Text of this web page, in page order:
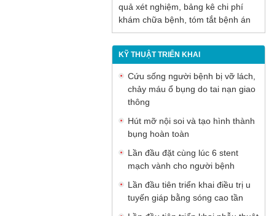
quả xét nghiệm, bảng kê chi phí
khám chữa bệnh, tóm tắt bệnh án
KỸ THUẬT TRIỂN KHAI
Cứu sống người bệnh bị vỡ lách,
chảy máu ổ bụng do tai nạn giao
thông
Hút mỡ nội soi và tạo hình thành
bụng hoàn toàn
Lần đầu đặt cùng lúc 6 stent
mạch vành cho người bệnh
Lần đầu tiên triển khai điều trị u
tuyến giáp bằng sóng cao tần